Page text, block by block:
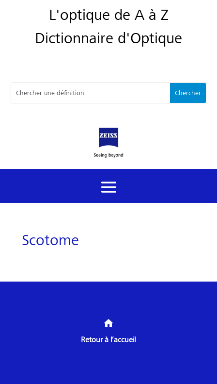
L'optique de A à Z
Dictionnaire d'Optique
Scotome
home
Retour à l’accueil